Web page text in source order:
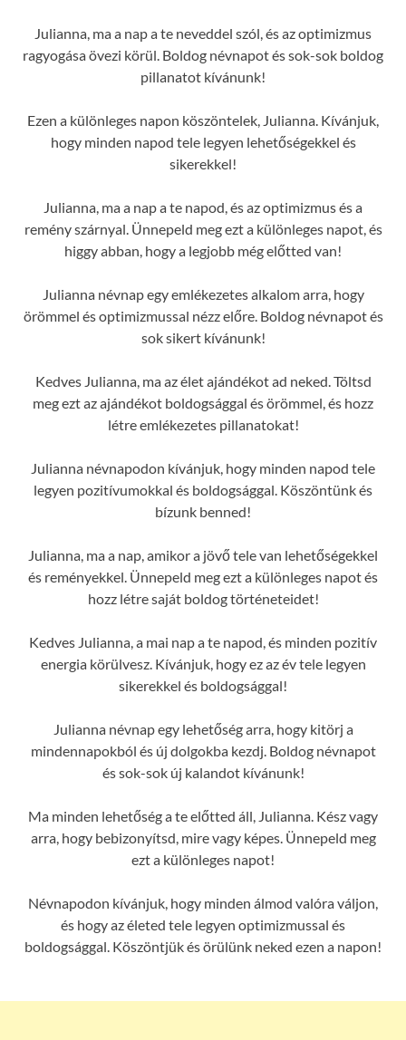
Julianna, ma a nap a te neveddel szól, és az optimizmus
ragyogása övezi körül. Boldog névnapot és sok-sok boldog
pillanatot kívánunk!
Ezen a különleges napon köszöntelek, Julianna. Kívánjuk,
hogy minden napod tele legyen lehetőségekkel és
sikerekkel!
Julianna, ma a nap a te napod, és az optimizmus és a
remény szárnyal. Ünnepeld meg ezt a különleges napot, és
higgy abban, hogy a legjobb még előtted van!
Julianna névnap egy emlékezetes alkalom arra, hogy
örömmel és optimizmussal nézz előre. Boldog névnapot és
sok sikert kívánunk!
Kedves Julianna, ma az élet ajándékot ad neked. Töltsd
meg ezt az ajándékot boldogsággal és örömmel, és hozz
létre emlékezetes pillanatokat!
Julianna névnapodon kívánjuk, hogy minden napod tele
legyen pozitívumokkal és boldogsággal. Köszöntünk és
bízunk benned!
Julianna, ma a nap, amikor a jövő tele van lehetőségekkel
és reményekkel. Ünnepeld meg ezt a különleges napot és
hozz létre saját boldog történeteidet!
Kedves Julianna, a mai nap a te napod, és minden pozitív
energia körülvesz. Kívánjuk, hogy ez az év tele legyen
sikerekkel és boldogsággal!
Julianna névnap egy lehetőség arra, hogy kitörj a
mindennapokból és új dolgokba kezdj. Boldog névnapot
és sok-sok új kalandot kívánunk!
Ma minden lehetőség a te előtted áll, Julianna. Kész vagy
arra, hogy bebizonyítsd, mire vagy képes. Ünnepeld meg
ezt a különleges napot!
Névnapodon kívánjuk, hogy minden álmod valóra váljon,
és hogy az életed tele legyen optimizmussal és
boldogsággal. Köszöntjük és örülünk neked ezen a napon!